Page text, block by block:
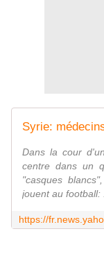
Dans la cour
centre dans un
"casques
jouent au football: